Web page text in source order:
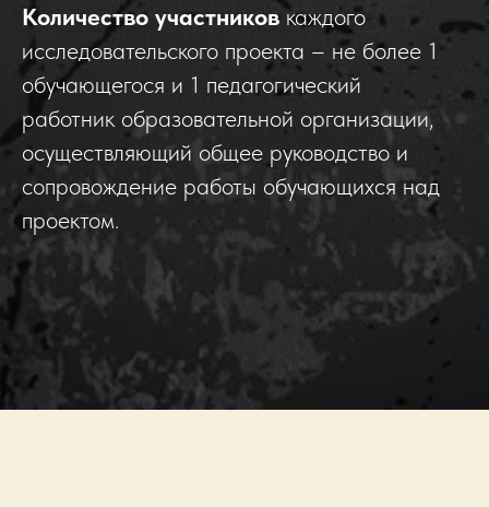
Количество участниковкаждого
исследовательского проекта – не более 1
обучающегося и 1 педагогический
работник образовательной организации,
осуществляющий общее руководство и
сопровождение работы обучающихся над
проектом.